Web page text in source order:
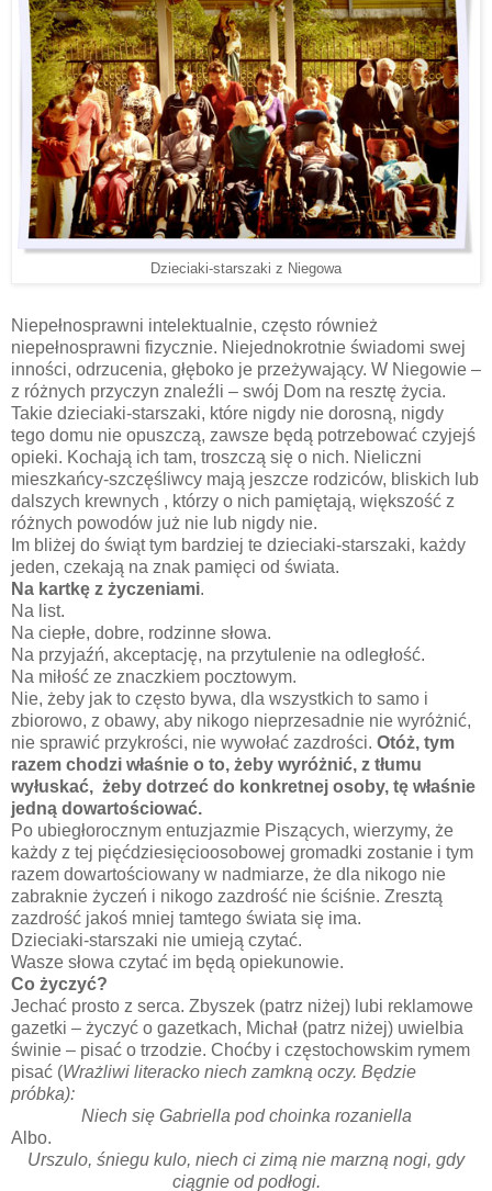
Dzieciaki-starszaki z Niegowa
Niepełnosprawni intelektualnie, często również
niepełnosprawni fizycznie. Niejednokrotnie świadomi swej
inności, odrzucenia, głęboko je przeżywający. W Niegowie –
z różnych przyczyn znaleźli – swój Dom na resztę życia.
Takie dzieciaki-starszaki, które nigdy nie dorosną, nigdy
tego domu nie opuszczą, zawsze będą potrzebować czyjejś
opieki. Kochają ich tam, troszczą się o nich. Nieliczni
mieszkańcy-szczęśliwcy mają jeszcze rodziców, bliskich lub
dalszych krewnych , którzy o nich pamiętają, większość z
różnych powodów już nie lub nigdy nie.
Im bliżej do świąt tym bardziej te dzieciaki-starszaki, każdy
jeden, czekają na znak pamięci od świata.
Na kartkę z życzeniami.
Na list.
Na ciepłe, dobre, rodzinne słowa.
Na przyjaźń, akceptację, na przytulenie na odległość.
Na miłość ze znaczkiem pocztowym.
Nie, żeby jak to często bywa, dla wszystkich to samo i
zbiorowo, z obawy, aby nikogo nieprzesadnie nie wyróżnić,
nie sprawić przykrości, nie wywołać zazdrości. Otóż, tym
razem chodzi właśnie o to, żeby wyróżnić, z tłumu
wyłuskać, żeby dotrzeć do konkretnej osoby, tę właśnie
jedną dowartościować.
Po ubiegłorocznym entuzjazmie Piszących, wierzymy, że
każdy z tej pięćdziesięcioosobowej gromadki zostanie i tym
razem dowartościowany w nadmiarze, że dla nikogo nie
zabraknie życzeń i nikogo zazdrość nie ściśnie. Zresztą
zazdrość jakoś mniej tamtego świata się ima.
Dzieciaki-starszaki nie umieją czytać.
Wasze słowa czytać im będą opiekunowie.
Co życzyć?
Jechać prosto z serca. Zbyszek (patrz niżej) lubi reklamowe
gazetki – życzyć o gazetkach, Michał (patrz niżej) uwielbia
świnie – pisać o trzodzie. Choćby i częstochowskim rymem
pisać (Wrażliwi literacko niech zamkną oczy. Będzie
próbka):
Niech się Gabriella pod choinka rozaniella
Albo.
Urszulo, śniegu kulo, niech ci zimą nie marzną nogi, gdy
ciągnie od podłogi.